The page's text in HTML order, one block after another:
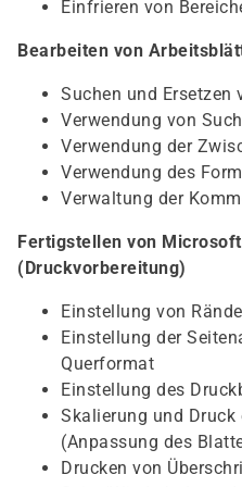
Einfrieren von
Bearbeiten von
Suchen und Ersetzen
Verwendung von
Verwendung der
Verwendung des
Verwaltung der
Fertigstellen von
(Druckvorbereitung)
Einstellung von
Einstellung der
Querformat
Einstellung des
Skalierung und
(Anpassung des
Drucken von